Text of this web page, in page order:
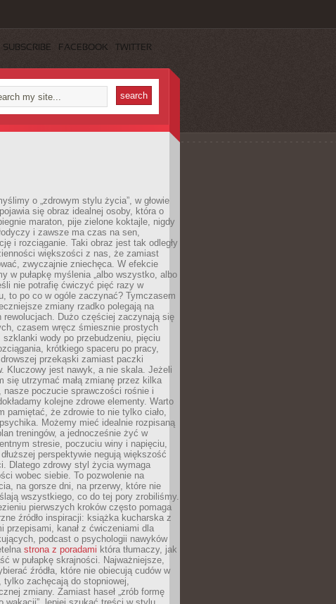
SUBSCRIBE FACEBOOK TWITTER
o „zdrowym stylu życia”, w głowie
się obraz idealnej osoby, która o
maraton, pije zielone koktajle, nigdy
i zawsze ma czas na sen,
i rozciąganie. Taki obraz jest tak odległy
większości z nas, że zamiast
zwyczajnie zniechęca. W efekcie
w pułapkę myślenia „albo wszystko, albo
nie potrafię ćwiczyć pięć razy w
to po co w ogóle zaczynać? Tymczasem
zmiany rzadko polegają na
rewolucjach. Dużo częściej zaczynają się
czasem wręcz śmiesznie prostych
szklanki wody po przebudzeniu, pięciu
krótkiego spaceru po pracy,
przekąski zamiast paczki
Kluczowy jest nawyk, a nie skala. Jeżeli
się utrzymać małą zmianę przez kilka
nasze poczucie sprawczości rośnie i
kolejne zdrowe elementy. Warto
pamiętać, że zdrowie to nie tylko ciało,
Możemy mieć idealnie rozpisaną
treningów, a jednocześnie żyć w
stresie, poczuciu winy i napięciu,
perspektywie negują większość
Dlatego zdrowy styl życia wymaga
wobec siebie. To pozwolenie na
na gorsze dni, na przerwy, które nie
wszystkiego, co do tej pory zrobiliśmy.
pierwszych kroków często pomaga
źródło inspiracji: książka kucharska z
przepisami, kanał z ćwiczeniami dla
podcast o psychologii nawyków
strona z poradami która tłumaczy, jak
w pułapkę skrajności. Najważniejsze,
źródła, które nie obiecują cudów w
tylko zachęcają do stopniowej,
zmiany. Zamiast haseł „zrób formę